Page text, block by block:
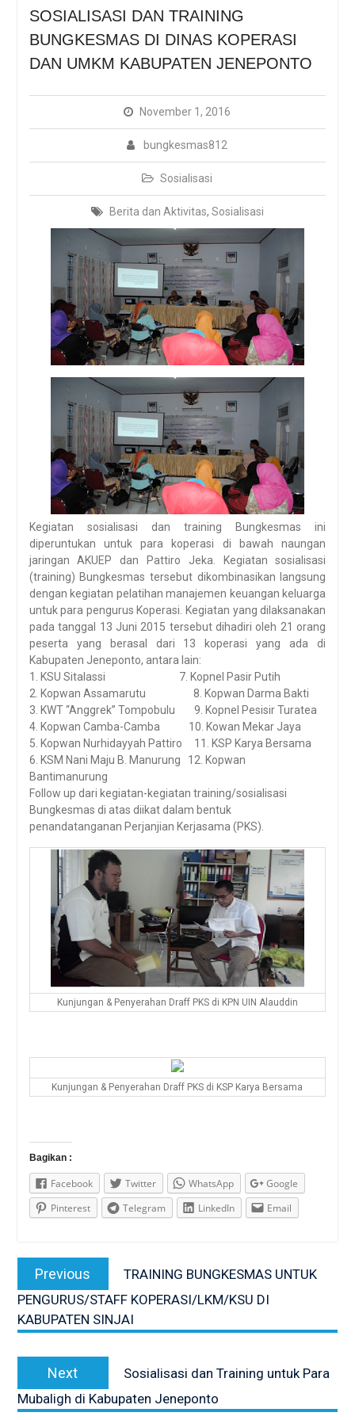
Dengan Protokol
Kesehatan Covid-19
BUNGKESMAS, DARI UIN
JAKARTA UNTUK NEGERI
SOSIALISASI DAN TRAINING
BUNGKESMAS DI DINAS KOPERASI
DAN UMKM KABUPATEN JENEPONTO
November 1, 2016
bungkesmas812
Sosialisasi
Berita dan Aktivitas, Sosialisasi
Kegiatan sosialisasi dan training Bungkesmas ini
diperuntukan untuk para koperasi di bawah naungan
jaringan AKUEP dan Pattiro Jeka. Kegiatan sosialisasi
(training) Bungkesmas tersebut dikombinasikan langsung
dengan kegiatan pelatihan manajemen keuangan keluarga
untuk para pengurus Koperasi. Kegiatan yang dilaksanakan
pada tanggal 13 Juni 2015 tersebut dihadiri oleh 21 orang
peserta yang berasal dari 13 koperasi yang ada di
Kabupaten Jeneponto, antara lain:
1. KSU Sitalassi 7. Kopnel Pasir Putih
2. Kopwan Assamarutu 8. Kopwan Darma Bakti
3. KWT “Anggrek” Tompobulu 9. Kopnel Pesisir Turatea
4. Kopwan Camba-Camba 10. Kowan Mekar Jaya
5. Kopwan Nurhidayyah Pattiro 11. KSP Karya Bersama
6. KSM Nani Maju B. Manurung 12. Kopwan
Bantimanurung
Follow up dari kegiatan-kegiatan training/sosialisasi
Bungkesmas di atas diikat dalam bentuk
penandatanganan Perjanjian Kerjasama (PKS).
Kunjungan & Penyerahan Draff PKS di KPN UIN Alauddin
Kunjungan & Penyerahan Draff PKS di KSP Karya Bersama
Bagikan :
Facebook Twitter WhatsApp
Google
Pinterest
Telegram LinkedIn Email
Post
navigation
Previous
Previous
post:
TRAINING BUNGKESMAS UNTUK
PENGURUS/STAFF KOPERASI/LKM/KSU DI
KABUPATEN SINJAI
Next
Next
post:
Sosialisasi dan Training untuk Para
Mubaligh di Kabupaten Jeneponto